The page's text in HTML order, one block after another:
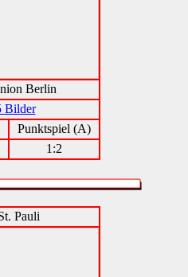
Berlin
Bilder
Punktspiel (A)
1:2
Pauli